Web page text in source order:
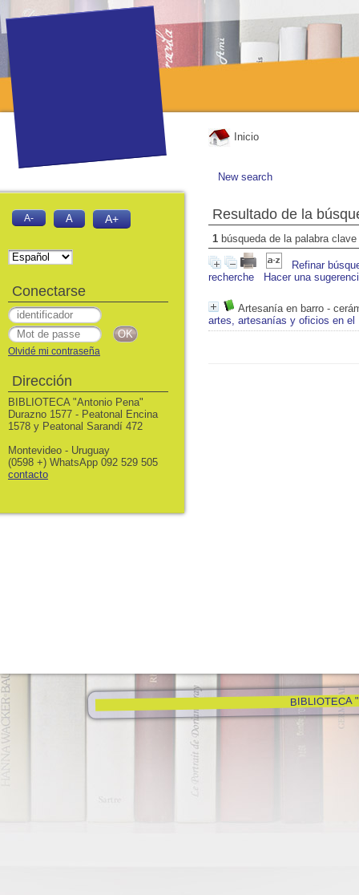
Inicio
New search
Resultado de la
1 búsqueda de la palabra clave
Refinar
recherche
Hacer una
Artesanía en barro -
artes, artesanías y oficios en el
BIBLIOTECA
A- A A+
Conectarse
Olvidé mi contraseña
Dirección
BIBLIOTECA "Antonio Pena"
Durazno 1577 - Peatonal Encina
1578 y Peatonal Sarandí 472
Montevideo - Uruguay
(0598 +) WhatsApp 092 529 505
contacto